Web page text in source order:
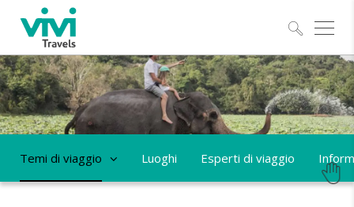
Temi di viaggio Luoghi Esperti di viaggio